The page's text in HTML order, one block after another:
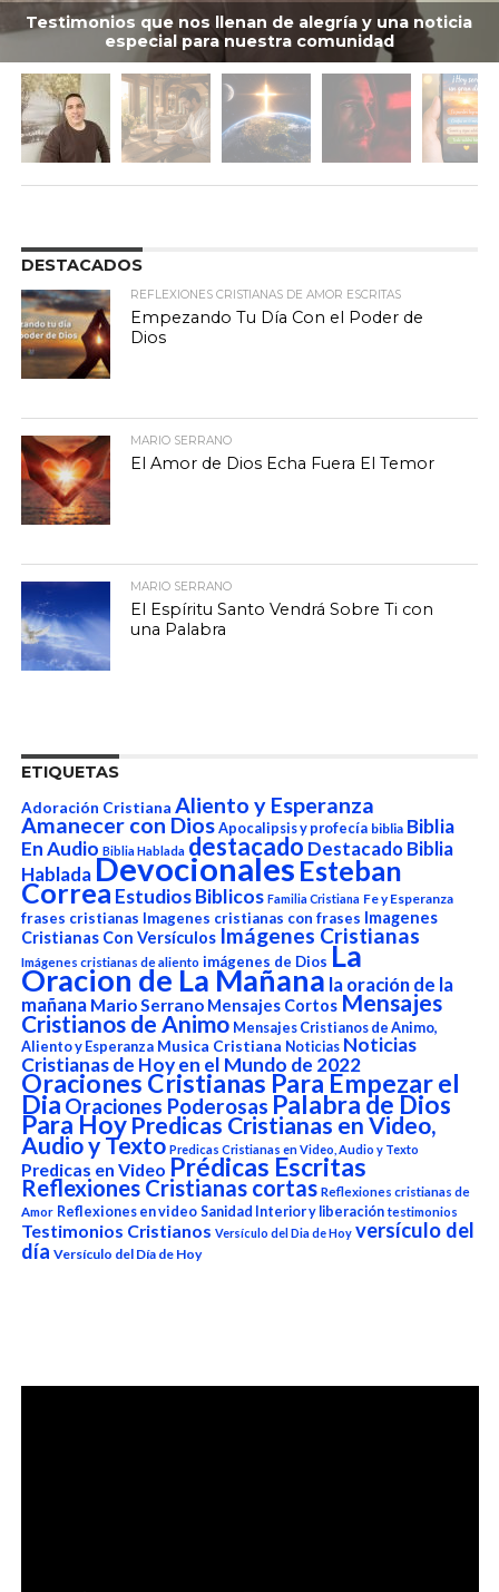
Testimonios que nos llenan de alegría y una noticia
especial para nuestra comunidad
DESTACADOS
REFLEXIONES CRISTIANAS DE AMOR ESCRITAS
Empezando Tu Día Con el Poder de
Dios
MARIO SERRANO
El Amor de Dios Echa Fuera El Temor
MARIO SERRANO
El Espíritu Santo Vendrá Sobre Ti con
una Palabra
ETIQUETAS
Adoración Cristiana Aliento y Esperanza
Amanecer con Dios Apocalipsis y profecía biblia Biblia
En Audio Biblia Hablada destacado Destacado Biblia
HabladaDevocionalesEsteban
Correa Estudios Biblicos Familia Cristiana Fe y Esperanza
frases cristianas Imagenes cristianas con frases Imagenes
Cristianas Con Versículos Imágenes Cristianas
Imágenes cristianas de aliento imágenes de Dios La
Oracion de La Mañana la oración de la
mañana Mario Serrano Mensajes Cortos Mensajes
Cristianos de Animo Mensajes Cristianos de Animo,
Aliento y Esperanza Musica Cristiana Noticias Noticias
Cristianas de Hoy en el Mundo de 2022
Oraciones Cristianas Para Empezar el
Dia Oraciones Poderosas Palabra de Dios
Para Hoy Predicas Cristianas en Video,
Audio y Texto Predicas Cristianas en Video, Audio y Texto
Predicas en Video Prédicas Escritas
Reflexiones Cristianas cortas Reflexiones cristianas de
Amor Reflexiones en video Sanidad Interior y liberación testimonios
Testimonios Cristianos Versículo del Dia de Hoy versículo del
día Versículo del Día de Hoy